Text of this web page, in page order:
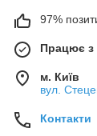
97%
Працює з
м. Київ
вул.
Контакти